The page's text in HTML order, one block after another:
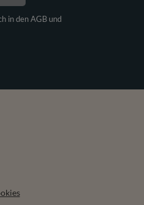
in den AGB und